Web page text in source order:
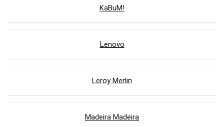
KaBuM!
Lenovo
Leroy Merlin
Madeira Madeira